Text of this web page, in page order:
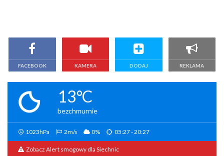
FACEBOOK KAMERA DODAJ REKLAMA
13°C
bezchmurnie
1023hPa 2m/s 0% 05:27 - 20:27
Zobacz Alert smogowy dla Siechnic